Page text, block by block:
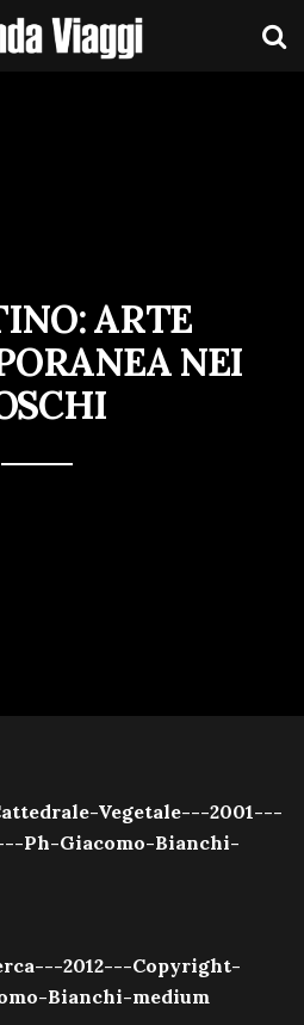
ARTE
NEI